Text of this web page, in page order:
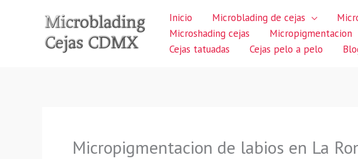
Inicio Microblading de cejas
Microshading cejas
Micropigmentacion
Cejas tatuadas
Cejas pelo a pelo
Micropigmentacion de labios en La